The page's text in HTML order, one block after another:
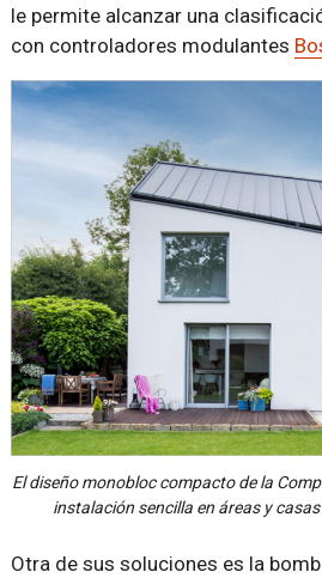
le permite alcanzar una
con controladores modulantes
El diseño monobloc compacto de la
instalación sencilla en áreas y
Otra de sus soluciones es la